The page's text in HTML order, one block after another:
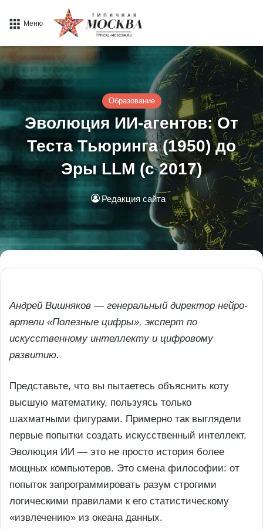
Меню
Образование
Эволюция ИИ-агентов: От
Теста Тьюринга (1950) до
Эры LLM (с 2017)
Редакция сайта
Андрей Вишняков — генеральный директор нейро-
артели «Полезные цифры», эксперт по
искусственному интеллекту и цифровому
развитию.
Представьте, что вы пытаетесь объяснить коту
высшую математику, пользуясь только
шахматными фигурами. Примерно так выглядели
первые попытки создать искусственный интеллект.
Эволюция ИИ — это не просто история более
мощных компьютеров. Это смена философии: от
попыток запрограммировать разум строгими
логическими правилами к его статистическому
«извлечению» из океана данных.